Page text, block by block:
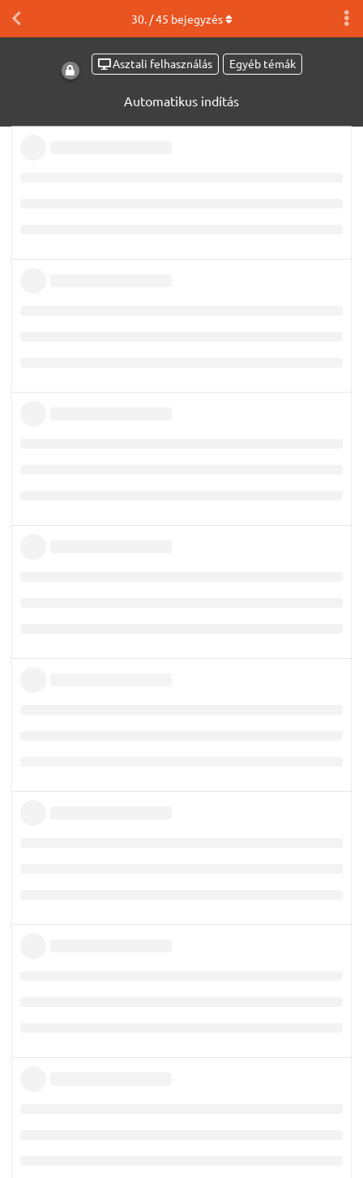
Asztali felhasználás Egyéb témák
Automatikus indítás
30. /45 bejegyzés